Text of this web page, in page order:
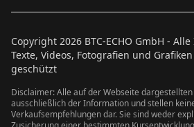
Copyright 2026 BTC-ECHO GmbH -
Texte, Videos, Fotografien und
geschützt
Disclaimer: Alle auf der Webseite
ausschließlich der Information und stellen
Verkaufsempfehlungen dar. Sie sind weder